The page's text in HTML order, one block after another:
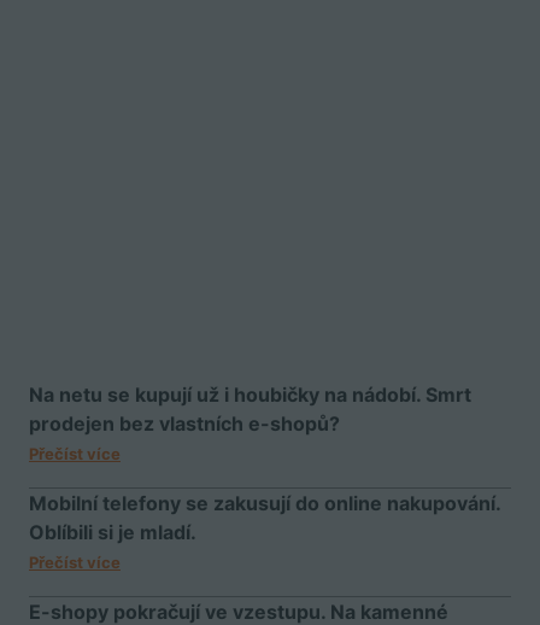
Na netu se kupují už i houbičky na nádobí. Smrt
prodejen bez vlastních e-shopů?
Přečíst více
Mobilní telefony se zakusují do online nakupování.
Oblíbili si je mladí.
Přečíst více
E-shopy pokračují ve vzestupu. Na kamenné